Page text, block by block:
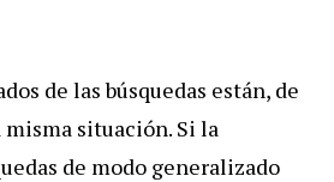
de las búsquedas están, de
situación. Si la
de modo generalizado